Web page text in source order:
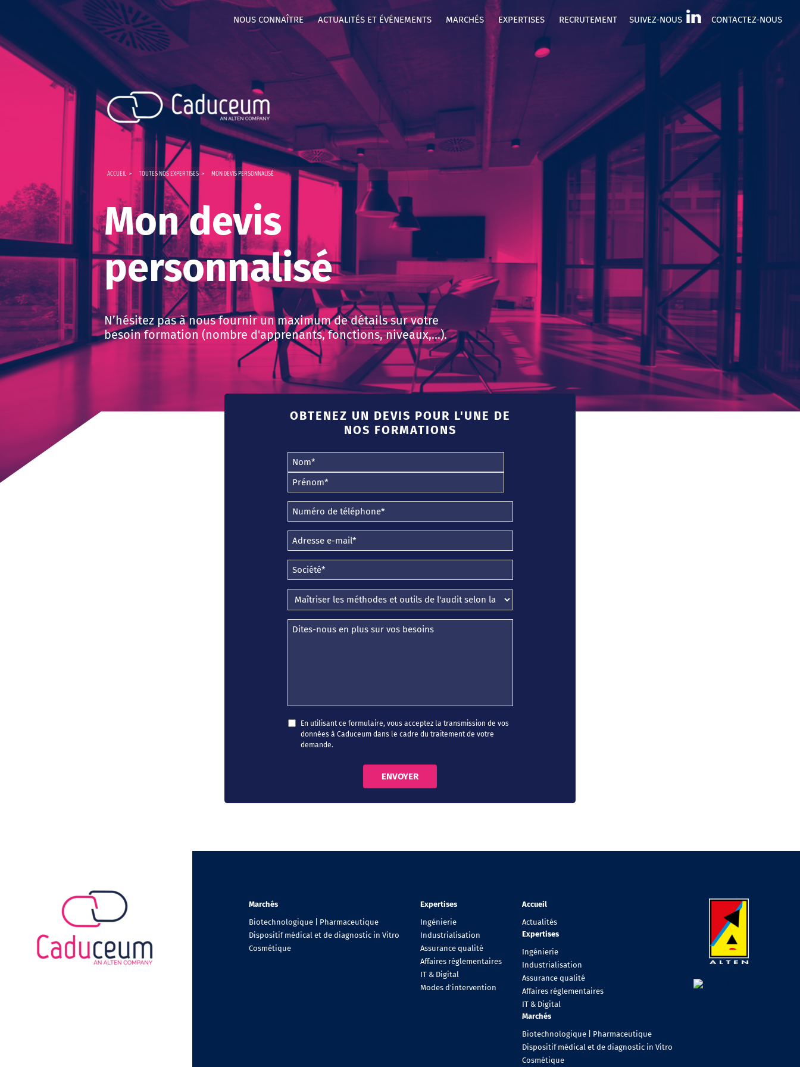
NOUS CONNAÎTRE ACTUALITÉS ET ÉVÉNEMENTS MARCHÉS EXPERTISES RECRUTEMENT SUIVEZ-NOUS CONTACTEZ-NOUS
ACCUEIL> TOUTES NOS EXPERTISES> MON DEVIS PERSONNALISÉ
Mon devis
personnalisé
N’hésitez pas à nous fournir un maximum de détails sur votre
besoin formation (nombre d'apprenants, fonctions, niveaux,...).
OBTENEZ UN DEVIS POUR L'UNE DE
NOS FORMATIONS
En utilisant ce formulaire, vous acceptez la transmission de vos
données à Caduceum dans le cadre du traitement de votre
demande.
Marchés
Biotechnologique | Pharmaceutique
Dispositif médical et de diagnostic in Vitro
Cosmétique
Expertises
Ingénierie
Industrialisation
Assurance qualité
Affaires réglementaires
IT & Digital
Modes d'intervention
Accueil
Actualités
Expertises
Ingénierie
Industrialisation
Assurance qualité
Affaires réglementaires
IT & Digital
Marchés
Biotechnologique | Pharmaceutique
Dispositif médical et de diagnostic in Vitro
Cosmétique